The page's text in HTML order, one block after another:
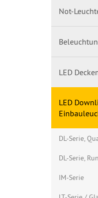
Not-
LED
LED
DL-Serie,
DL-Serie,
IM-Serie